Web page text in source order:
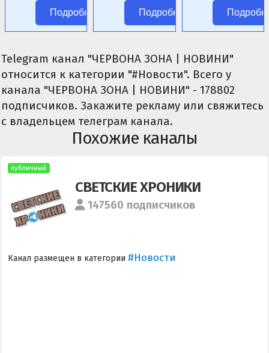
фэнтези.
Подробнее Подробнее
цензуры.
Telegram канал "ЧЕРВОНА ЗОНА | НОВИНИ"
относится к категории "#Новости". Всего у
канала "ЧЕРВОНА ЗОНА | НОВИНИ" - 178802
подписчиков. Закажите рекламу или свяжитесь
с владельцем телеграм канала.
Похожие каналы
публичный
СВЕТСКИЕ ХРОНИКИ
147560 подписчиков
Канал размещен в категории #Новости